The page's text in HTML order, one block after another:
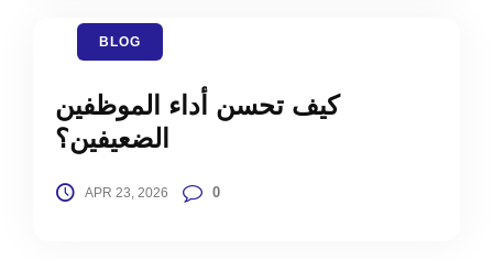
BLOG
كيف تحسن أداء الموظفين
الضعيفين؟
APR 23, 2026 0